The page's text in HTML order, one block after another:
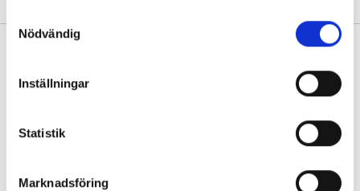
Nödvändig
Inställningar
Statistik
Marknadsföring
Samtliga kliniker är kvalitetscertifierade enligt ISO